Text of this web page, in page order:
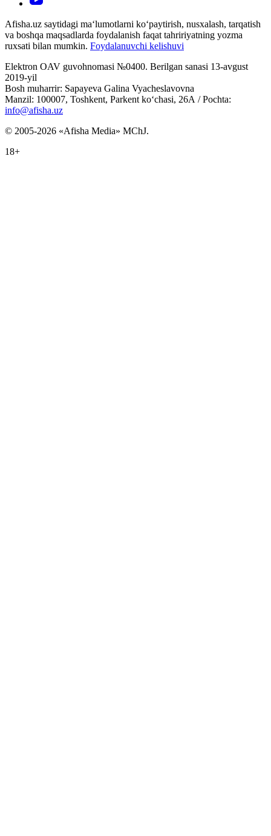
Afisha.uz saytidagi ma‘lumotlarni ko‘paytirish, nusxalash, tarqatish
va boshqa maqsadlarda foydalanish faqat tahririyatning yozma
ruxsati bilan mumkin. Foydalanuvchi kelishuvi
Elektron OAV guvohnomasi №0400. Berilgan sanasi 13-avgust
2019-yil
Bosh muharrir: Sapayeva Galina Vyacheslavovna
Manzil: 100007, Toshkent, Parkent ko‘chasi, 26А / Pochta:
info@afisha.uz
© 2005-2026 «Afisha Media» MChJ.
18+